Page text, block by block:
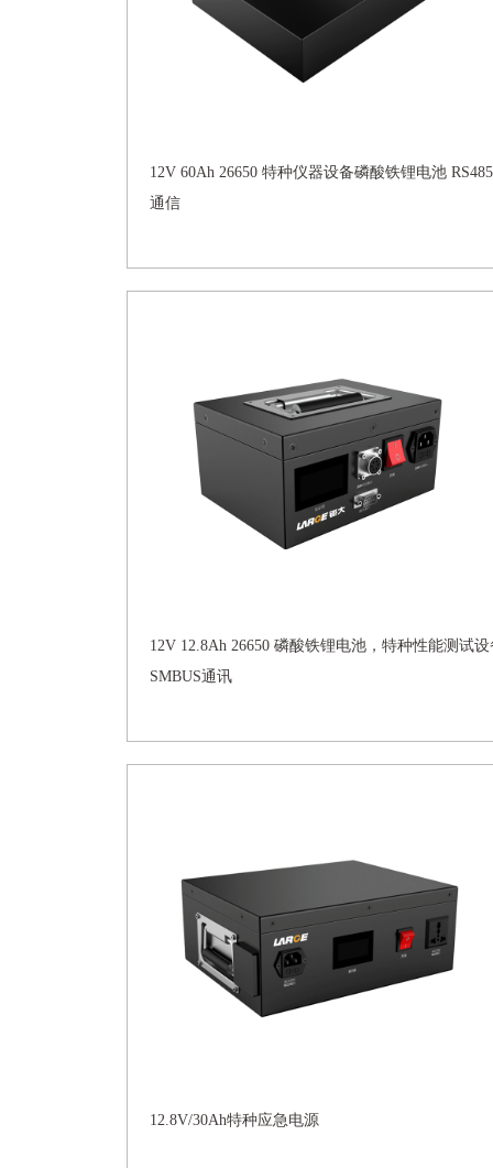
12V 60Ah 26650 特种仪器设备磷酸铁锂电池 RS485
通信
12V 12.8Ah 26650 磷酸铁锂电池，特种性能测试设
SMBUS通讯
12.8V/30Ah特种应急电源